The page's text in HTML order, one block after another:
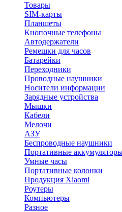
Товары
SIM-карты
Планшеты
Кнопочные телефоны
Автодержатели
Ремешки для часов
Батарейки
Переходники
Проводные наушники
Носители информации
Зарядные устройства
Мышки
Кабели
Мелочи
АЗУ
Беспроводные наушники
Портативные
Умные часы
Портативные колонки
Продукция Xiaomi
Роутеры
Компьютеры
Разное